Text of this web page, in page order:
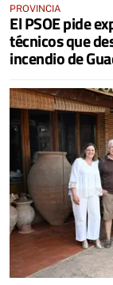
PROVINCIA
El PSOE pide
técnicos que
incendio de